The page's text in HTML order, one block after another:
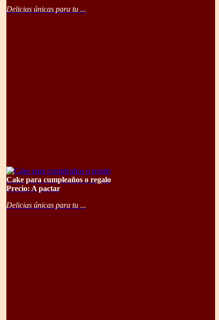
Delicias únicas para tu ...
Cake para cumpleaños o regalo
Precio: A pactar
Delicias únicas para tu ...